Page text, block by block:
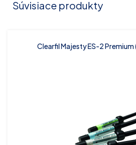
Súvisiace produkty
Clearfil Majesty ES-2